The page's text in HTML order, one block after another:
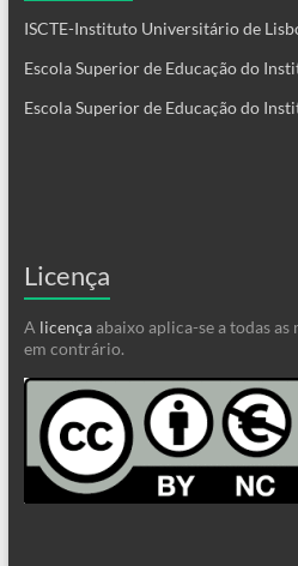
ISCTE-Instituto Universitário de
Escola Superior de Educação do
Escola Superior de Educação do
Licença
A licençaabaixo aplica-se a todas as
em contrário.